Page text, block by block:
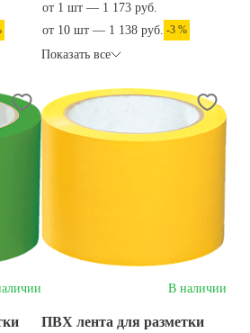
от 1 шт — 1 173 руб.
от 10 шт — 1 138 руб. -3 %
Показать все
В наличии
ПВХ лента для разметки